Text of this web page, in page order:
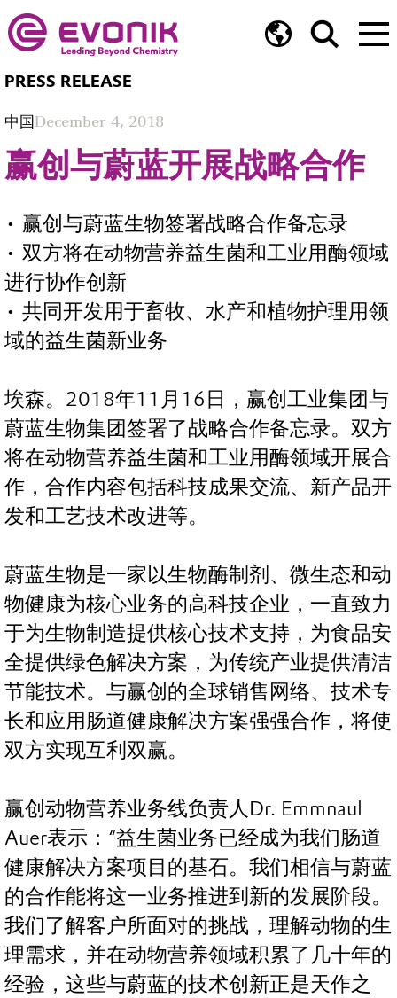
PRESS RELEASE
中国December 4, 2018
赢创与蔚蓝开展战略合作
• 赢创与蔚蓝生物签署战略合作备忘录
• 双方将在动物营养益生菌和工业用酶领域
进行协作创新
• 共同开发用于畜牧、水产和植物护理用领
域的益生菌新业务
埃森。2018年11月16日，赢创工业集团与
蔚蓝生物集团签署了战略合作备忘录。双方
将在动物营养益生菌和工业用酶领域开展合
作，合作内容包括科技成果交流、新产品开
发和工艺技术改进等。
蔚蓝生物是一家以生物酶制剂、微生态和动
物健康为核心业务的高科技企业，一直致力
于为生物制造提供核心技术支持，为食品安
全提供绿色解决方案，为传统产业提供清洁
节能技术。与赢创的全球销售网络、技术专
长和应用肠道健康解决方案强强合作，将使
双方实现互利双赢。
赢创动物营养业务线负责人Dr. Emmnaul
Auer表示：“益生菌业务已经成为我们肠道
健康解决方案项目的基石。我们相信与蔚蓝
的合作能将这一业务推进到新的发展阶段。
我们了解客户所面对的挑战，理解动物的生
理需求，并在动物营养领域积累了几十年的
经验，这些与蔚蓝的技术创新正是天作之